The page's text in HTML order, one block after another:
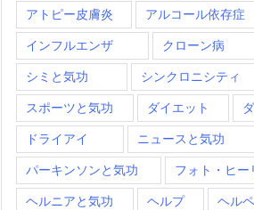
アトピー皮膚炎 アルコール依存症
インフルエンザ クローン病
シミと気功 シンクロニシティ
スポーツと気功 ダイエット
ドライアイ ニュースと気功
パーキンソンと気功 フォト・ヒー
ヘルニアと気功 ヘルプ ヘル